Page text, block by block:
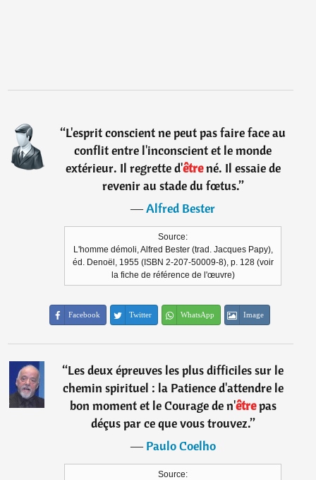
“L'esprit conscient ne peut pas faire face au
conflit entre l'inconscient et le monde
extérieur. Il regrette d'êtrené. Il essaie de
revenir au stade du fœtus.”
―Alfred Bester
Source:
L'homme démoli, Alfred Bester (trad. Jacques Papy),
éd. Denoël, 1955 (ISBN 2-207-50009-8), p. 128 (voir
la fiche de référence de l'œuvre)
Facebook Twitter WhatsApp Image
“Les deux épreuves les plus difficiles sur le
chemin spirituel : la Patience d'attendre le
bon moment et le Courage de n'êtrepas
déçus par ce que vous trouvez.”
―Paulo Coelho
Source: